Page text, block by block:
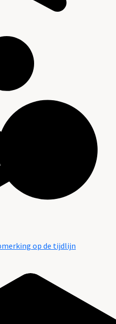
op de tijdlijn